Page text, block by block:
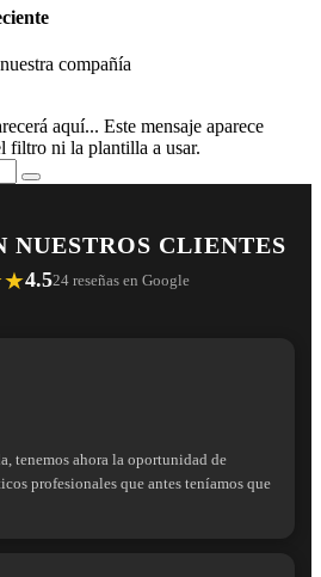
compañía
aquí... Este mensaje aparece
filtro ni la plantilla a usar.
NUESTROS CLIENTES
4.524 reseñas en Google
tenemos ahora la oportunidad de
profesionales que antes teníamos que